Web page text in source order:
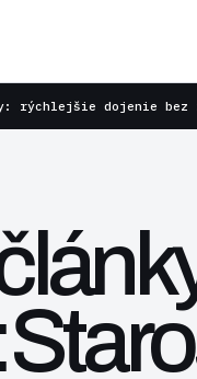
rýchlejšie dojenie bez